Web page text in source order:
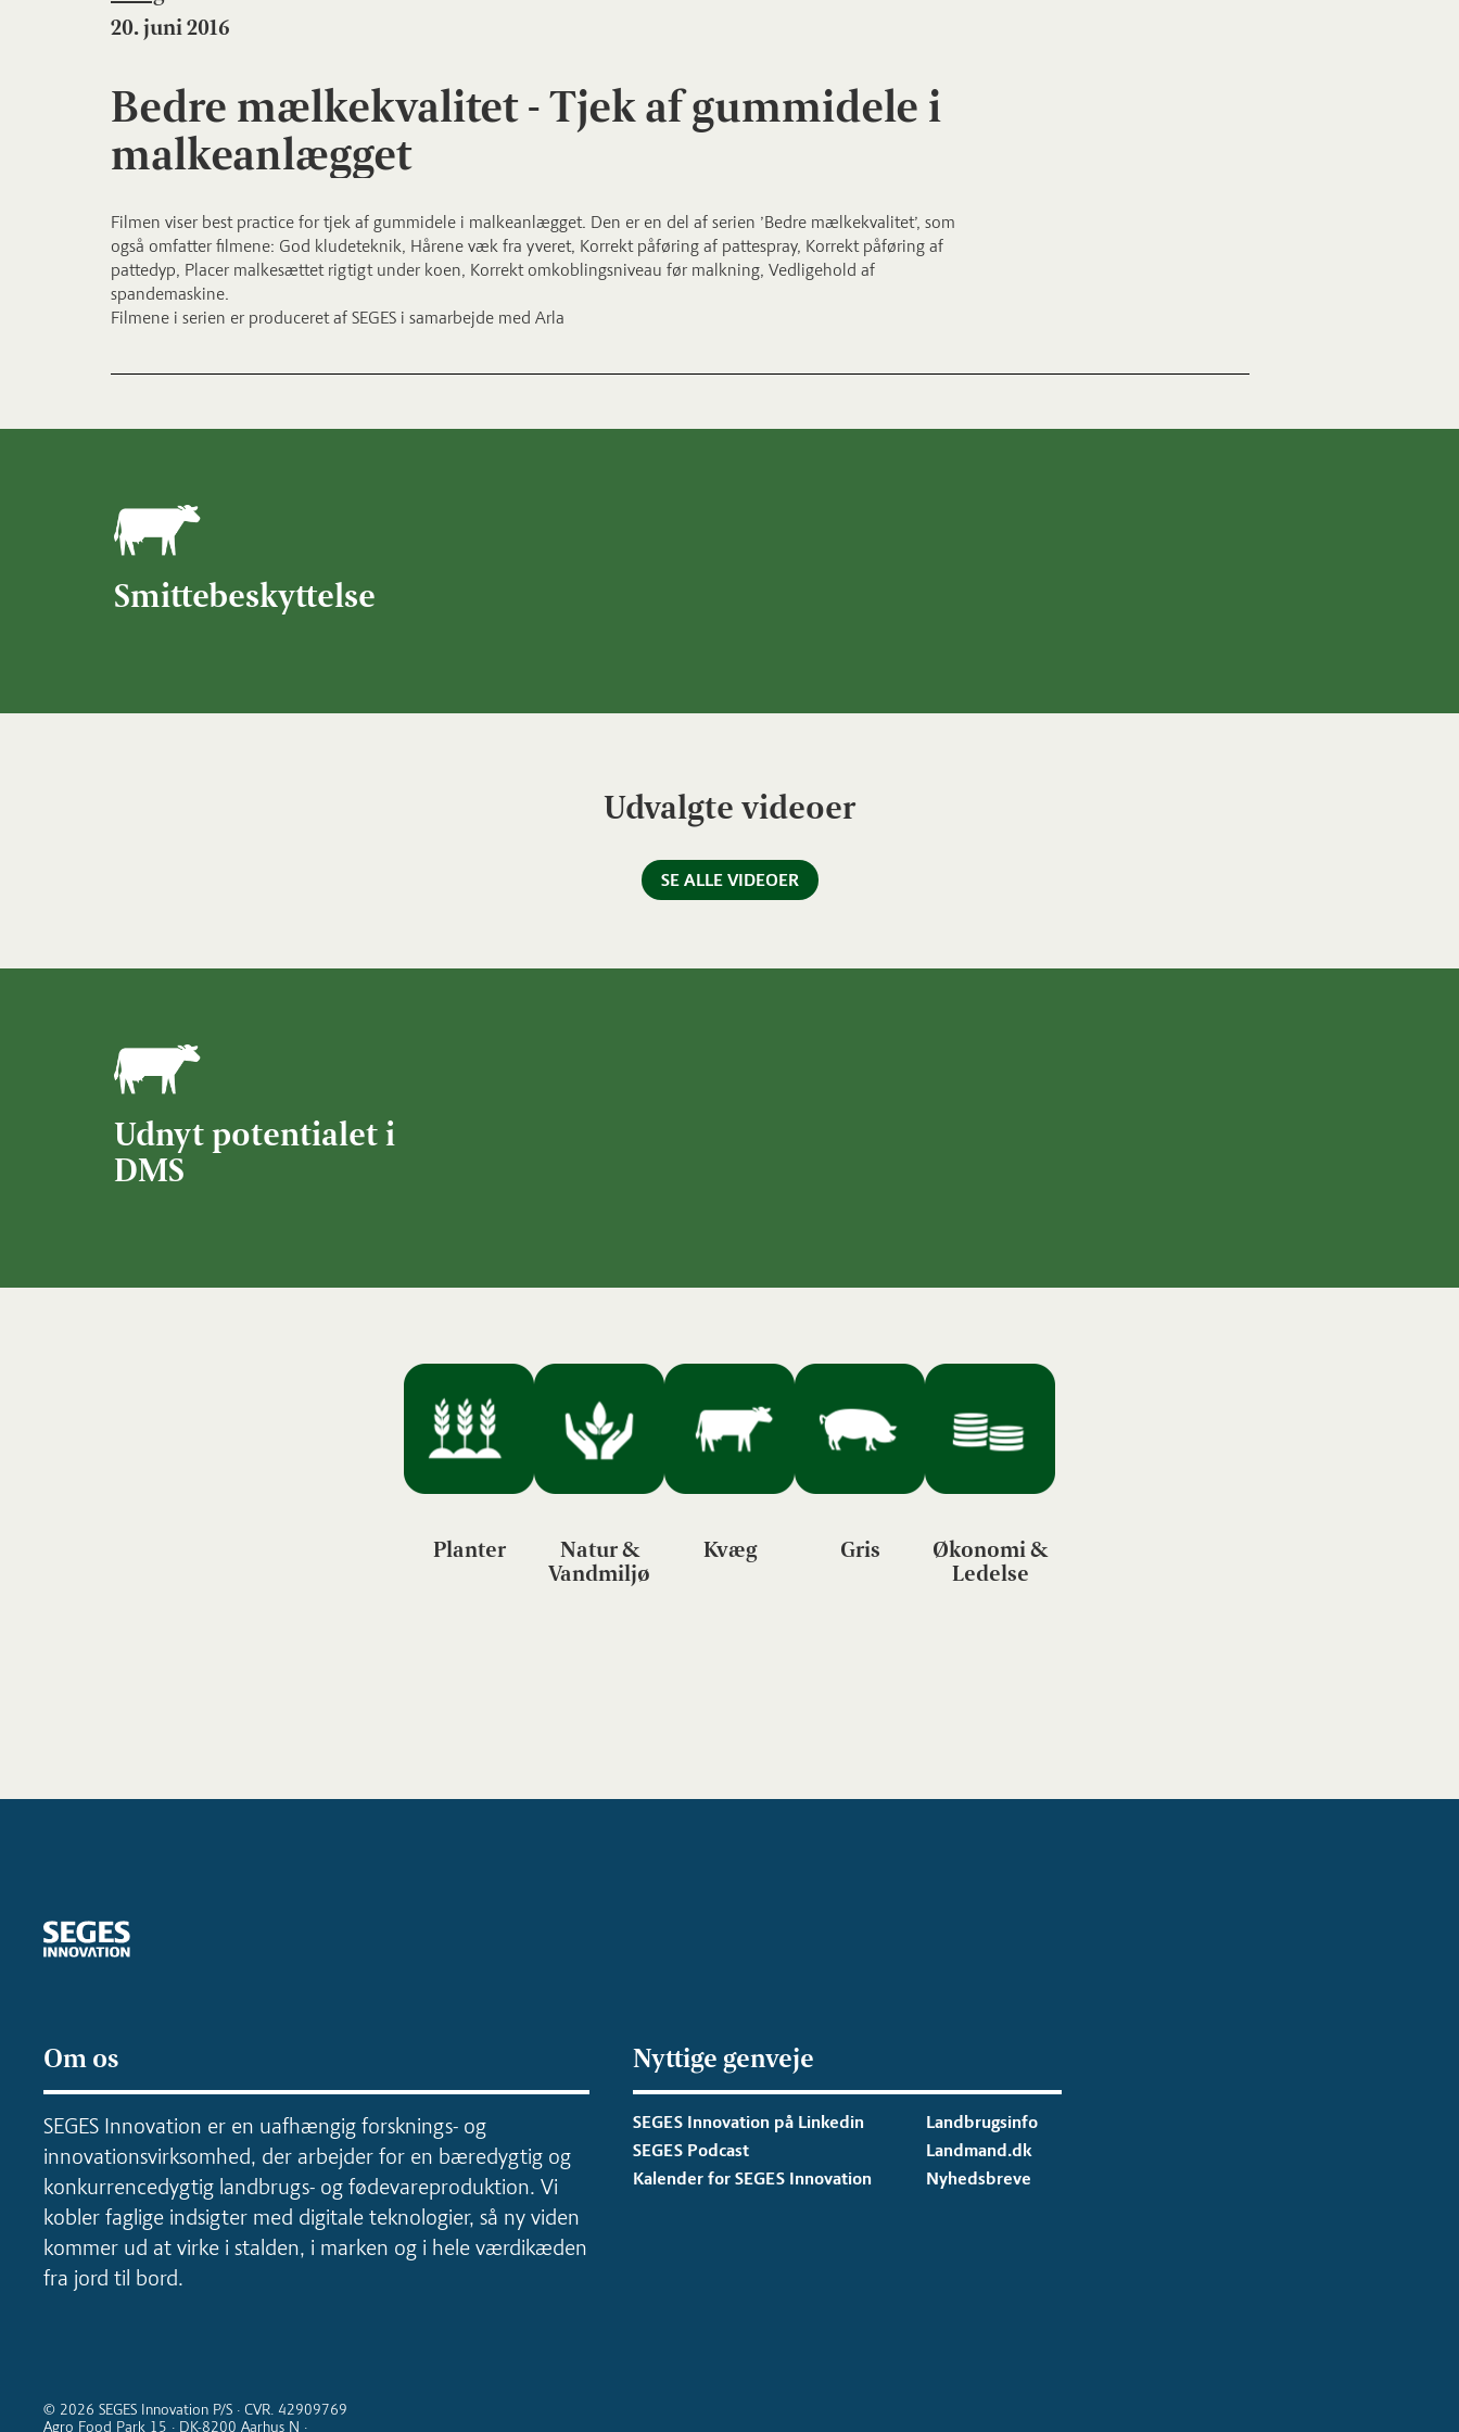
20. juni 2016
Bedre mælkekvalitet - Tjek af gummidele i
malkeanlægget
Filmen viser best practice for tjek af gummidele i malkeanlægget. Den er en del af serien ’Bedre mælkekvalitet’, som
også omfatter filmene: God kludeteknik, Hårene væk fra yveret, Korrekt påføring af pattespray, Korrekt påføring af
pattedyp, Placer malkesættet rigtigt under koen, Korrekt omkoblingsniveau før malkning, Vedligehold af
spandemaskine.
Filmene i serien er produceret af SEGES i samarbejde med Arla
Smittebeskyttelse
Udvalgte videoer
SE ALLE VIDEOER
Udnyt potentialet i
DMS
Planter
Natur &
Vandmiljø
Kvæg Gris
Økonomi &
Ledelse
Om os
SEGES Innovation er en uafhængig forsknings- og
innovationsvirksomhed, der arbejder for en bæredygtig og
konkurrencedygtig landbrugs- og fødevareproduktion. Vi
kobler faglige indsigter med digitale teknologier, så ny viden
kommer ud at virke i stalden, i marken og i hele værdikæden
fra jord til bord.
Nyttige genveje
SEGES Innovation på Linkedin
SEGES Podcast
Kalender for SEGES Innovation
Landbrugsinfo
Landmand.dk
Nyhedsbreve
© 2026 SEGES Innovation P/S · CVR. 42909769
Agro Food Park 15 · DK-8200 Aarhus N ·